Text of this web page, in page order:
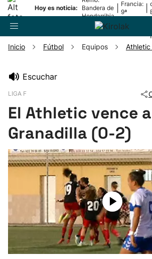
Hoy es noticia:
Bandera de
Hondarribia
Francia:
9ª
Pelota
Remo
Baloncesto
Herri-kirolak
Inicio Fútbol Equipos Athletic
Escuchar
LIGA F
El Athletic vence
Granadilla (0-2)